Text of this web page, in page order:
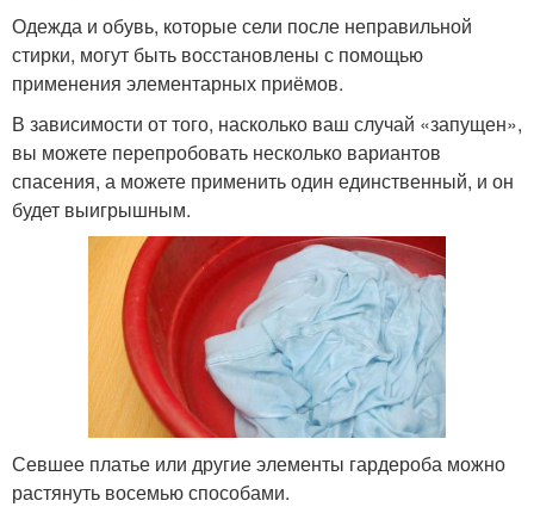
Одежда и обувь, которые сели после неправильной
стирки, могут быть восстановлены с помощью
применения элементарных приёмов.
В зависимости от того, насколько ваш случай «запущен»,
вы можете перепробовать несколько вариантов
спасения, а можете применить один единственный, и он
будет выигрышным.
Севшее платье или другие элементы гардероба можно
растянуть восемью способами.